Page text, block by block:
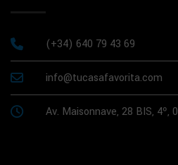
(+34) 640 79 43 69
info@tucasafavorita.com
Av. Maisonnave, 28 BIS, 4º,